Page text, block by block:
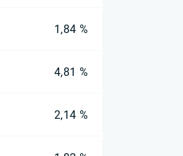
1,84 %
4,81 %
2,14 %